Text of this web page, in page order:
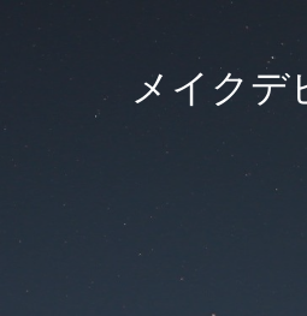
メイクデ